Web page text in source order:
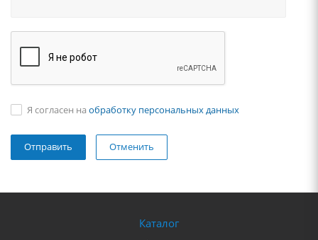
Я согласен на обработку персональных данных
Отменить
Каталог